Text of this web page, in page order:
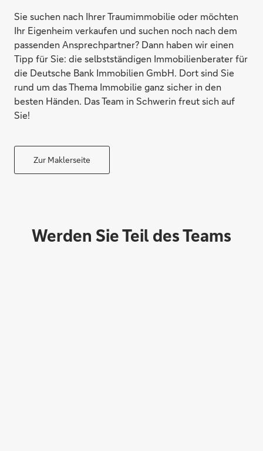
Sie suchen nach Ihrer Traumimmobilie oder möchten
Ihr Eigenheim verkaufen und suchen noch nach dem
passenden Ansprechpartner? Dann haben wir einen
Tipp für Sie: die selbstständigen Immobilienberater für
die Deutsche Bank Immobilien GmbH. Dort sind Sie
rund um das Thema Immobilie ganz sicher in den
besten Händen. Das Team in Schwerin freut sich auf
Sie!
Zur Maklerseite
Werden Sie Teil des Teams